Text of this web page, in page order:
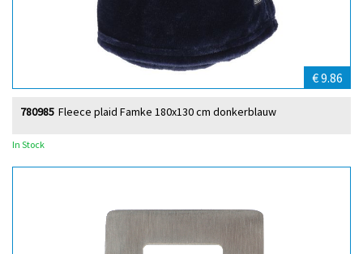
€ 9.86
Fleece plaid Famke 180x130 cm donkerblauw
780985
In Stock